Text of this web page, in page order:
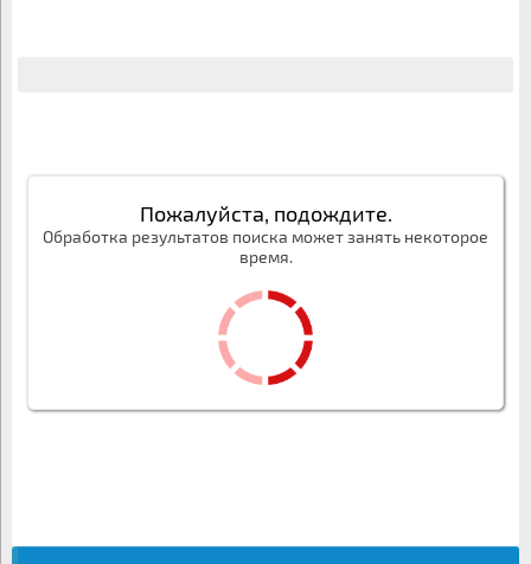
Пожалуйста, подождите.
Обработка результатов поиска может занять некоторое
время.